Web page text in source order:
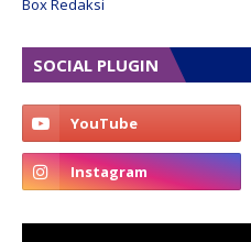
Box Redaksi
SOCIAL PLUGIN